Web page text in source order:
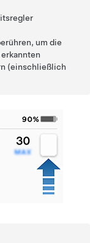
um die
(einschließlich